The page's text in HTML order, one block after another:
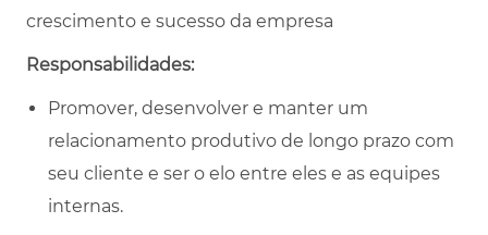
crescimento e sucesso da empresa
Responsabilidades:
Promover, desenvolver e manter um
relacionamento produtivo de longo prazo com
seu cliente e ser o elo entre eles e as equipes
internas.